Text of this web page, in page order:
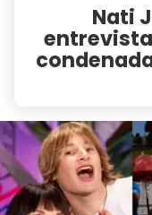
Nati